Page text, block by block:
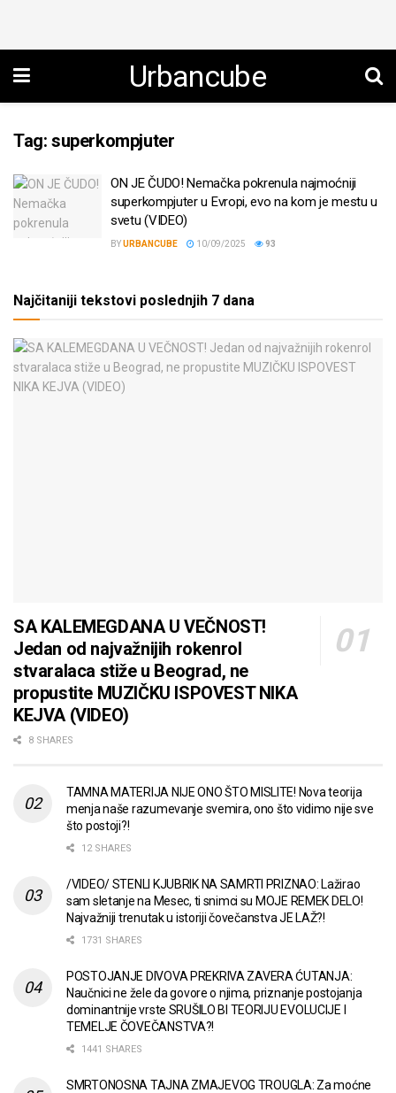
Urbancube
Tag: superkompjuter
ON JE ČUDO! Nemačka pokrenula najmoćniji
superkompjuter u Evropi, evo na kom je mestu u
svetu (VIDEO)
BYURBANCUBE 10/09/2025 93
Najčitaniji tekstovi poslednjih 7 dana
SA KALEMEGDANA U VEČNOST!
Jedan od najvažnijih rokenrol
stvaralaca stiže u Beograd, ne
propustite MUZIČKU ISPOVEST NIKA
KEJVA (VIDEO)
8 SHARES
TAMNA MATERIJA NIJE ONO ŠTO MISLITE! Nova teorija
menja naše razumevanje svemira, ono što vidimo nije sve
što postoji?!
12 SHARES
/VIDEO/ STENLI KJUBRIK NA SAMRTI PRIZNAO: Lažirao
sam sletanje na Mesec, ti snimci su MOJE REMEK DELO!
Najvažniji trenutak u istoriji čovečanstva JE LAŽ?!
1731 SHARES
POSTOJANJE DIVOVA PREKRIVA ZAVERA ĆUTANJA:
Naučnici ne žele da govore o njima, priznanje postojanja
dominantnije vrste SRUŠILO BI TEORIJU EVOLUCIJE I
TEMELJE ČOVEČANSTVA?!
1441 SHARES
SMRTONOSNA TAJNA ZMAJEVOG TROUGLA: Za moćne